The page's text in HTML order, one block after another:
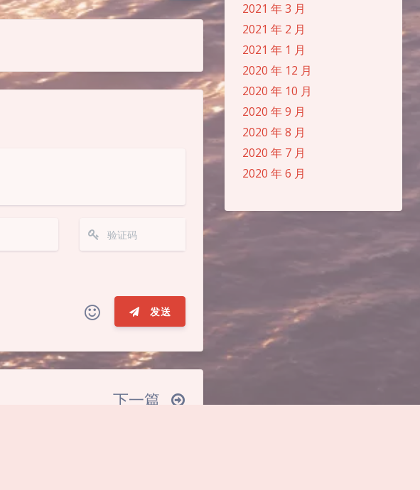
Sans Serif Serif
2021 年 3 月
2021 年 2 月
2021 年 1 月
2020 年 12 月
2020 年 10 月
2020 年 9 月
2020 年 8 月
2020 年 7 月
2020 年 6 月
发送
(☆ω☆)
下一篇